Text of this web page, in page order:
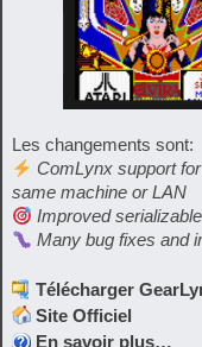
Les changements sont:
ComLynx support
same machine or LAN
Improved
Many bug fixes and
Télécharger
Site Officiel
En savoir plus…